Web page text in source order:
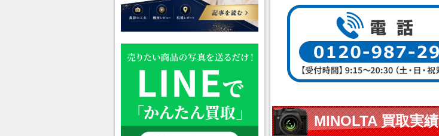
MINOLTA 買取実績